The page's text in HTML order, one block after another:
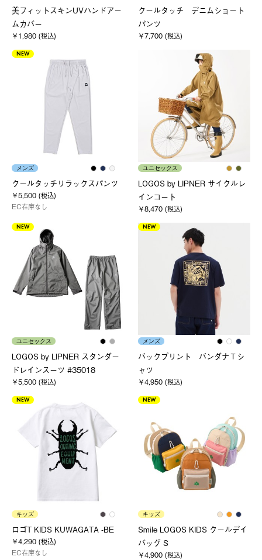
美フィットスキンUVハンドアー
ムカバー
￥1,980 (税込)
クールタッチ デニムショート
パンツ
￥7,700 (税込)
NEW
メンズ
クールタッチリラックスパンツ
￥5,500 (税込)
EC在庫なし
ユニセックス
LOGOS by LIPNER サイクルレ
インコート
￥8,470 (税込)
NEW
ユニセックス
LOGOS by LIPNER スタンダー
ドレインスーツ #35018
￥5,500 (税込)
NEW
メンズ
バックプリント バンダナＴシ
ャツ
￥4,950 (税込)
NEW
キッズ
ロゴT KIDS KUWAGATA -BE
￥4,290 (税込)
EC在庫なし
NEW
キッズ
Smile LOGOS KIDS クールデイ
バッグ S
￥4,900 (税込)